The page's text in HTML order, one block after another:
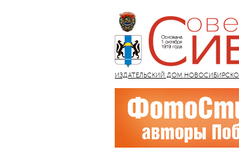
ИЗДАТЕЛЬСКИЙ ДОМ НОВОСИБИРСКОЙ